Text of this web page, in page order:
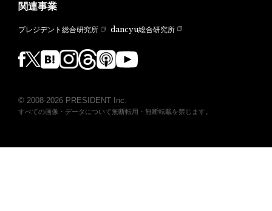
関連事業
プレジデント総合研究所 dancyu総合研究所
© 2008-2026 PRESIDENT Inc.
すべての画像・データについて無断転用・無断転載を禁じます。